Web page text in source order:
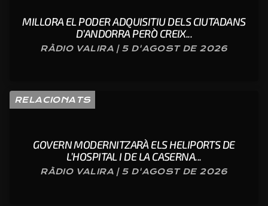
MILLORA EL PODER ADQUISITIU DELS CIUTADANS
D’ANDORRA PERÒ CREIX...
RÀDIO VALIRA | 5 D'AGOST DE 2026
RELACIONATS
GOVERN MODERNITZARÀ ELS HELIPORTS DE
L’HOSPITAL I DE LA CASERNA...
RÀDIO VALIRA | 5 D'AGOST DE 2026